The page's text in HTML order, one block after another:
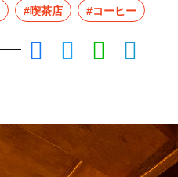
#喫茶店 #コーヒー